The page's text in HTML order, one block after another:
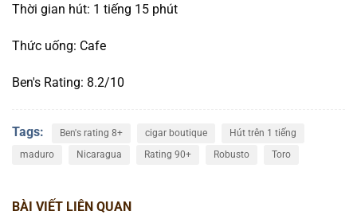
Thời gian hút: 1 tiếng 15 phút
Thức uống: Cafe
Ben's Rating: 8.2/10
Tags: Ben's rating 8+ cigar boutique
Hút trên 1 tiếng
maduro
Nicaragua Rating 90+ Robusto Toro
BÀI VIẾT LIÊN QUAN